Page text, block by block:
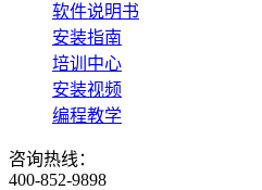
软件说明书
安装指南
培训中心
安装视频
编程教学
咨询热线：
400-852-9898